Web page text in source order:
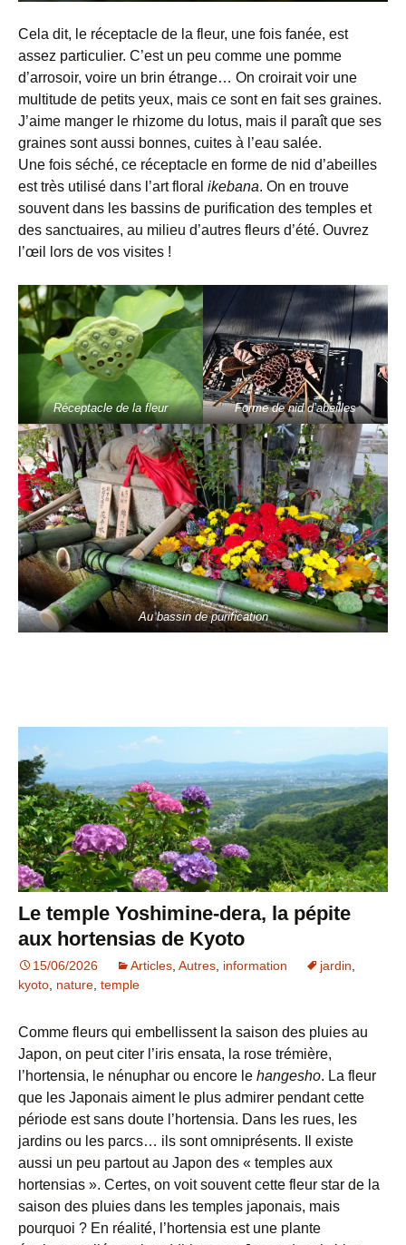
Cela dit, le réceptacle de la fleur, une fois fanée, est
assez particulier. C’est un peu comme une pomme
d’arrosoir, voire un brin étrange… On croirait voir une
multitude de petits yeux, mais ce sont en fait ses graines.
J’aime manger le rhizome du lotus, mais il paraît que ses
graines sont aussi bonnes, cuites à l’eau salée.
Une fois séché, ce réceptacle en forme de nid d’abeilles
est très utilisé dans l’art floral ikebana. On en trouve
souvent dans les bassins de purification des temples et
des sanctuaires, au milieu d’autres fleurs d’été. Ouvrez
l’œil lors de vos visites !
Réceptacle de la fleur Forme de nid d’abeilles
Au bassin de purification
Le temple Yoshimine-dera, la pépite
aux hortensias de Kyoto
15/06/2026 Articles Autres information jardin
kyoto nature temple
Comme fleurs qui embellissent la saison des pluies au
Japon, on peut citer l’iris ensata, la rose trémière,
l’hortensia, le nénuphar ou encore le hangesho. La fleur
que les Japonais aiment le plus admirer pendant cette
période est sans doute l’hortensia. Dans les rues, les
jardins ou les parcs… ils sont omniprésents. Il existe
aussi un peu partout au Japon des « temples aux
hortensias ». Certes, on voit souvent cette fleur star de la
saison des pluies dans les temples japonais, mais
pourquoi ? En réalité, l’hortensia est une plante